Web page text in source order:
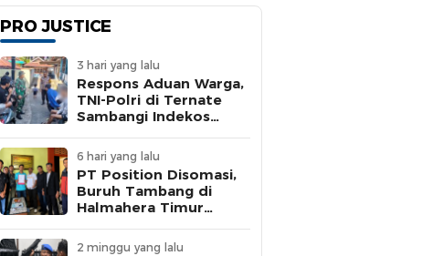
PRO JUSTICE
3 hari yang lalu
Respons Aduan Warga,
TNI-Polri di Ternate
Sambangi Indekos
6 hari yang lalu
PT Position Disomasi,
Buruh Tambang di
Halmahera Timur
Tanpa BPJS
2 minggu yang lalu